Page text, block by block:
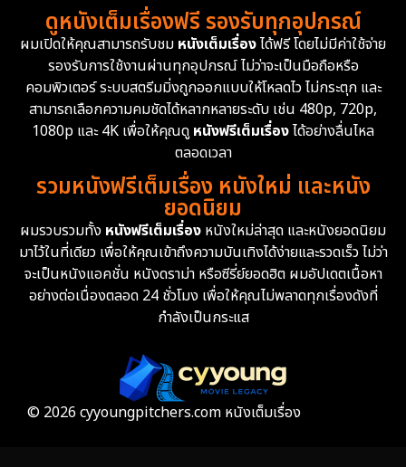
ดูหนังเต็มเรื่องฟรี รองรับทุกอุปกรณ์
ผมเปิดให้คุณสามารถรับชม หนังเต็มเรื่องได้ฟรี โดยไม่มีค่าใช้จ่าย
รองรับการใช้งานผ่านทุกอุปกรณ์ ไม่ว่าจะเป็นมือถือหรือ
คอมพิวเตอร์ ระบบสตรีมมิ่งถูกออกแบบให้โหลดไว ไม่กระตุก และ
สามารถเลือกความคมชัดได้หลากหลายระดับ เช่น 480p, 720p,
1080p และ 4K เพื่อให้คุณดูหนังฟรีเต็มเรื่องได้อย่างลื่นไหล
ตลอดเวลา
รวมหนังฟรีเต็มเรื่อง หนังใหม่ และหนัง
ยอดนิยม
ผมรวบรวมทั้ง หนังฟรีเต็มเรื่อง หนังใหม่ล่าสุด และหนังยอดนิยม
มาไว้ในที่เดียว เพื่อให้คุณเข้าถึงความบันเทิงได้ง่ายและรวดเร็ว ไม่ว่า
จะเป็นหนังแอคชั่น หนังดราม่า หรือซีรี่ย์ยอดฮิต ผมอัปเดตเนื้อหา
อย่างต่อเนื่องตลอด 24 ชั่วโมง เพื่อให้คุณไม่พลาดทุกเรื่องดังที่
กำลังเป็นกระแส
© 2026 cyyoungpitchers.com หนังเต็มเรื่อง